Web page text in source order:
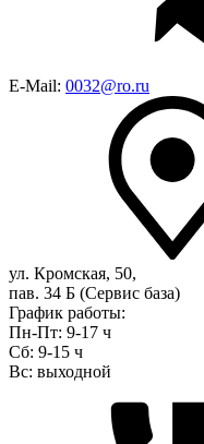
E-Mail: 0032@ro.ru
ул. Кромская, 50,
пав. 34 Б (Сервис база)
График работы:
Пн-Пт: 9-17 ч
Сб: 9-15 ч
Вс: выходной